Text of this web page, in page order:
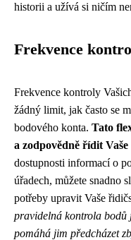
historii a užívá si ničím
Frekvence
Frekvence kontroly
žádný limit, jak často se
bodového konta. Tato
a zodpovědně řídit
dostupnosti informací o
úřadech, můžete snadno
potřeby upravit Vaše
pravidelná kontrola bodů
pomáhá jim předcházet